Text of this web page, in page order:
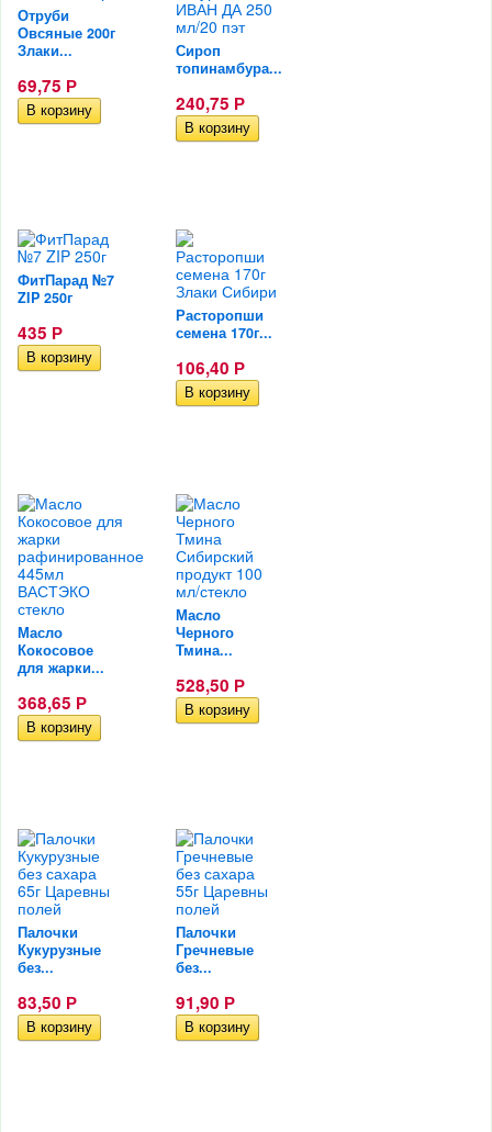
Отруби
Овсяные 200г
Злаки...
69,75 Р
Сироп
топинамбура...
240,75 Р
ФитПарад №7
ZIP 250г
435 Р
Расторопши
семена 170г...
106,40 Р
Масло
Кокосовое
для жарки...
368,65 Р
Масло
Черного
Тмина...
528,50 Р
Палочки
Кукурузные
без...
83,50 Р
Палочки
Гречневые
без...
91,90 Р